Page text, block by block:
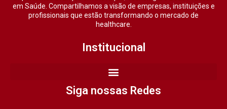
em Saúde. Compartilhamos a visão de empresas, instituições e
profissionais que estão transformando o mercado de
healthcare.
Institucional
Siga nossas Redes